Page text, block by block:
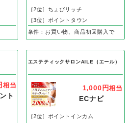
［2位］ちょびリッチ
［3位］ポイントタウン
条件：お買い物、商品初回購入で
相当
ト
エステティックサロンAILE（エール）
1,000円相当
ECナビ
［2位］ポイントインカム